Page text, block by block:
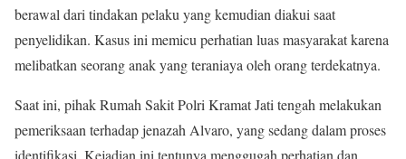
berawal dari tindakan pelaku yang kemudian diakui saat
penyelidikan. Kasus ini memicu perhatian luas masyarakat karena
melibatkan seorang anak yang teraniaya oleh orang terdekatnya.
Saat ini, pihak Rumah Sakit Polri Kramat Jati tengah melakukan
pemeriksaan terhadap jenazah Alvaro, yang sedang dalam proses